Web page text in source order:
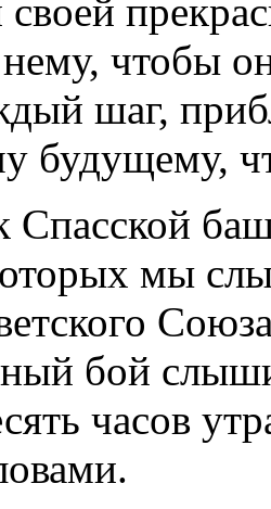
своей
чтобы
шаг,
будущему,
мы
бой
часов